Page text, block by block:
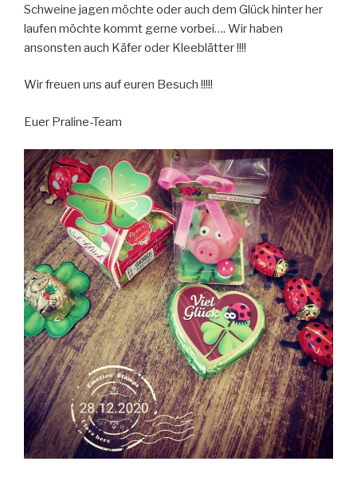
Schweine jagen möchte oder auch dem Glück hinter her
laufen möchte kommt gerne vorbei…. Wir haben
ansonsten auch Käfer oder Kleeblätter !!!!
Wir freuen uns auf euren Besuch !!!!!
Euer Praline-Team